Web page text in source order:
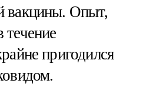
вакцины. Опыт,
течение
пригодился